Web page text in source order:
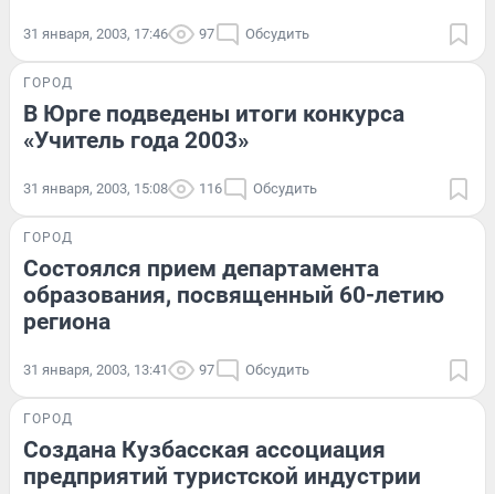
31 января, 2003, 17:46 97 Обсудить
ГОРОД
В Юрге подведены итоги конкурса
«Учитель года 2003»
31 января, 2003, 15:08 116 Обсудить
ГОРОД
Состоялся прием департамента
образования, посвященный 60-летию
региона
31 января, 2003, 13:41 97 Обсудить
ГОРОД
Создана Кузбасская ассоциация
предприятий туристской индустрии